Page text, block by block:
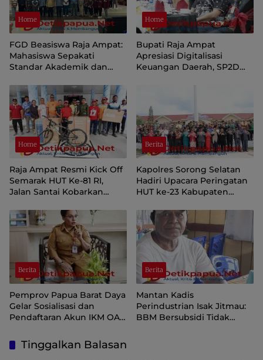
Home
FGD Beasiswa Raja Ampat:
Mahasiswa Sepakati
Standar Akademik dan
Home
Bupati Raja Ampat
Apresiasi Digitalisasi
Keuangan Daerah, SP2D
Home
Raja Ampat Resmi Kick Off
Semarak HUT Ke-81 RI,
Jalan Santai Kobarkan
Nasionalisme
Berita
Kapolres Sorong Selatan
Hadiri Upacara Peringatan
HUT ke-23 Kabupaten
Berita
Pemprov Papua Barat Daya
Gelar Sosialisasi dan
Pendaftaran Akun IKM OAP
Berita
Mantan Kadis
Perindustrian Isak Jitmau:
BBM Bersubsidi Tidak
Tinggalkan Balasan